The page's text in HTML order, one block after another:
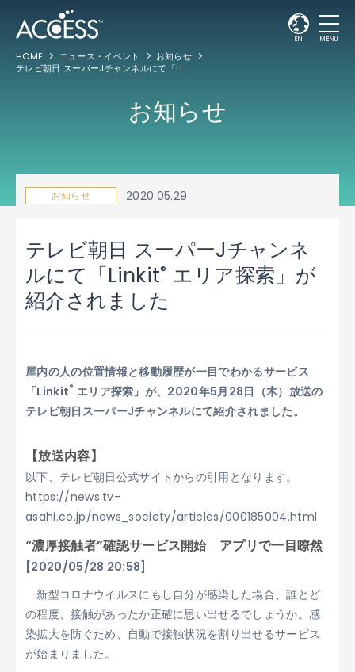
EN MENU
HOME ニュース・イベント
お知らせ
テレビ朝日 スーパーJチャンネルにて「Linkit
お知らせ
お知らせ 2020.05.29
テレビ朝日 スーパーJチャンネ
ルにて「Linkit® エリア探索」が
紹介されました
屋内の人の位置情報と移動履歴が一目でわかるサービス
「Linkit® エリア探索」が、2020年5月28日（木）放送の
テレビ朝日スーパーJチャンネルにて紹介されました。
【放送内容】
以下、テレビ朝日公式サイトからの引用となります。
https://news.tv-
asahi.co.jp/news_society/articles/000185004.html
“濃厚接触者”確認サービス開始 アプリで一目瞭然
[2020/05/28 20:58]
新型コロナウイルスにもし自分が感染した場合、誰とど
の程度、接触があったか正確に思い出せるでしょうか。感
染拡大を防ぐため、自動で接触状況を割り出せるサービス
が始まりました。